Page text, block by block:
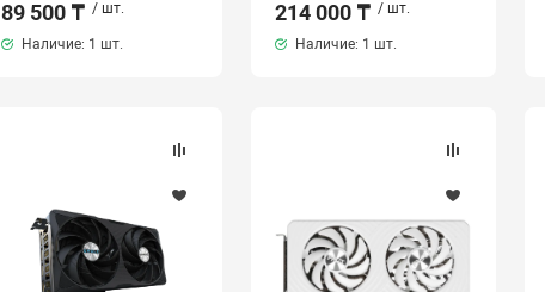
89 500 ₸ / шт.
Наличие: 1 шт.
214 000 ₸ / шт.
Наличие: 1 шт.